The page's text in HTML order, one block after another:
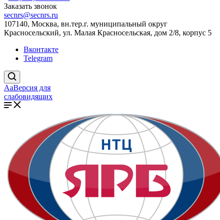
Заказать звонок
secnrs@secnrs.ru
107140, Москва, вн.тер.г. муниципальный округ
Красносельский, ул. Малая Красносельская, дом 2/8, корпус 5
Вконтакте
Telegram
AaВерсия для
слабовидящих